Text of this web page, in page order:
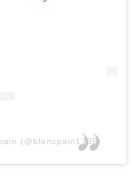
(@blancpain1735)